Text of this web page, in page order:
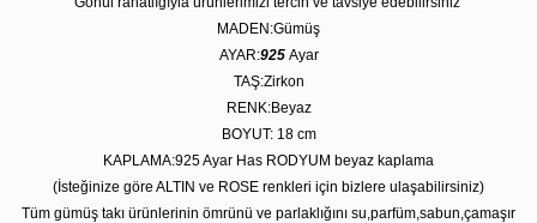
MADEN:Gümüş
AYAR:925 Ayar
TAŞ:Zirkon
RENK:Beyaz
BOYUT: 18 cm
KAPLAMA:925 Ayar Has RODYUM beyaz kaplama
(İsteğinize göre ALTIN ve ROSE renkleri için bizlere ulaşabilirsiniz)
Tüm gümüş takı ürünlerinin ömrünü ve parlaklığını su,parfüm,sabun,çamaşır